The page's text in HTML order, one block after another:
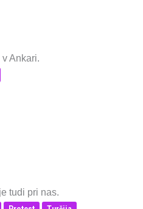
Ankari.
tudi pri nas.